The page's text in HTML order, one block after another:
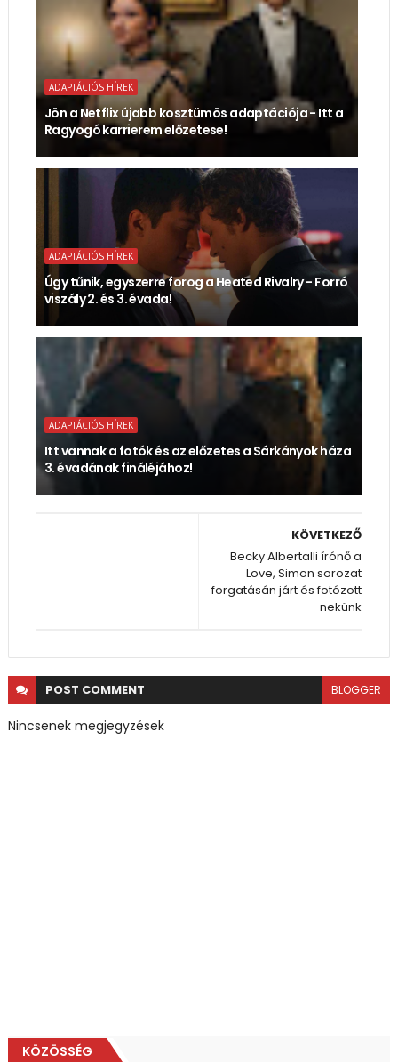
ADAPTÁCIÓS HÍREK
Jön a Netflix újabb kosztümös adaptációja - Itt a
Ragyogó karrierem előzetese!
ADAPTÁCIÓS HÍREK
Úgy tűnik, egyszerre forog a Heated Rivalry - Forró
viszály 2. és 3. évada!
ADAPTÁCIÓS HÍREK
Itt vannak a fotók és az előzetes a Sárkányok háza
3. évadának fináléjához!
KÖVETKEZŐ
Becky Albertalli írónő a
Love, Simon sorozat
forgatásán járt és fotózott
nekünk
POST COMMENT BLOGGER
Nincsenek megjegyzések
KÖZÖSSÉG